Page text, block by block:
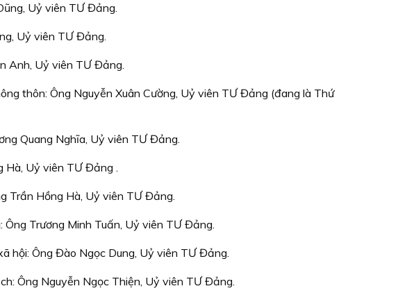
Uỷ viên TƯ Đảng.
Uỷ viên TƯ Đảng.
Anh, Uỷ viên TƯ Đảng.
thôn: Ông Nguyễn Xuân Cường, Uỷ viên TƯ Đảng (đang là Thứ
Quang Nghĩa, Uỷ viên TƯ Đảng.
Hà, Uỷ viên TƯ Đảng .
Trần Hồng Hà, Uỷ viên TƯ Đảng.
Trương Minh Tuấn, Uỷ viên TƯ Đảng.
hội: Ông Đào Ngọc Dung, Uỷ viên TƯ Đảng.
Ông Nguyễn Ngọc Thiện, Uỷ viên TƯ Đảng.